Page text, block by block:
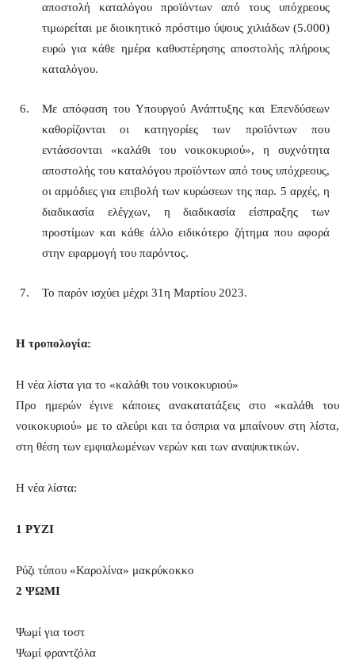
αποστολή καταλόγου προϊόντων από τους υπόχρεους
τιμωρείται με διοικητικό πρόστιμο ύψους χιλιάδων (5.000)
ευρώ για κάθε ημέρα καθυστέρησης αποστολής πλήρους
καταλόγου.
Με απόφαση του Υπουργού Ανάπτυξης και Επενδύσεων
καθορίζονται οι κατηγορίες των προϊόντων που
εντάσσονται «καλάθι του νοικοκυριού», η συχνότητα
αποστολής του καταλόγου προϊόντων από τους υπόχρεους,
οι αρμόδιες για επιβολή των κυρώσεων της παρ. 5 αρχές, η
διαδικασία ελέγχων, η διαδικασία είσπραξης των
προστίμων και κάθε άλλο ειδικότερο ζήτημα που αφορά
στην εφαρμογή του παρόντος.
Το παρόν ισχύει μέχρι 31η Μαρτίου 2023.
Η τροπολογία:
Η νέα λίστα για το «καλάθι του νοικοκυριού»
Προ ημερών έγινε κάποιες ανακατατάξεις στο «καλάθι του
νοικοκυριού» με το αλεύρι και τα όσπρια να μπαίνουν στη λίστα,
στη θέση των εμφιαλωμένων νερών και των αναψυκτικών.
Η νέα λίστα:
1 PYZI
Ρύζι τύπου «Καρολίνα» μακρύκοκκο
2 ΨΩΜΙ
Ψωμί για τοστ
Ψωμί φραντζόλα